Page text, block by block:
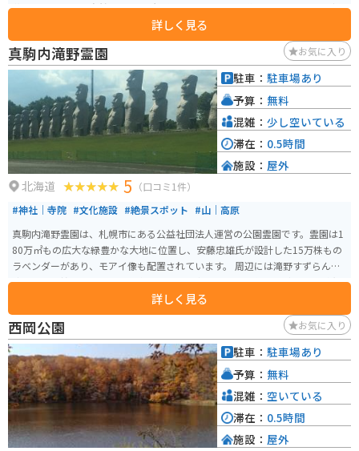
花園に囲まれた、自然豊かな場所に位置しています。 道の駅には、地元の新
鮮な農産物や海産物を販売する直売所があり、特にサロマ湖産のホタテやカ
キ、新鮮な野菜が人気です。レストランでは、地元食材をふんだんに使った
料理が楽しめます。サロマ湖を一望できる展望台もあり、休憩スポットとし
ても最適です。 バイクで訪れる場合は、オホーツク海沿岸を走る国道238号
線からアクセスできます。道の駅には広い駐車場が完備されているので安心
です。周辺には、サロマ湖畔をサイクリングできるレンタサイクル施設や、
キャンプ場などもあり、自然を満喫したいツーリングにもおすすめです。道
の駅 しんしのつで、北海道の大自然を満喫してください。
詳しく見る
真駒内滝野霊園 お気に入り
北海道 5 （口コミ1件）
#神社｜寺院 #文化施設 #絶景スポット #山｜高原
真駒内滝野霊園は、札幌市にある公益社団法人運営の公園霊園です。霊園は1
80万㎡もの広大な緑豊かな大地に位置し、安藤忠雄氏が設計した15万株もの
ラベンダーがあり、モアイ像も配置されています。 周辺には滝野すずらん丘
陵公園も近接しており、霊園内には、お食事処や売店、喫茶などの設備が充
実しています。霊園は暗いというイメージを変え、観光客にも大人気の観光
スポットとなっています。 霊園なのでお墓参りで来る方はたくさんいます
が、観光目的で来る人もいます。訪れる人はモアイ像の写真を取ったりして
います。他にも頭大仏という、頭だけの大仏も見どころです。
詳しく見る
駐車： 駐車場あり
予算： 無料
混雑： 少し空いている
滞在： 0.5時間
施設： 屋外
西岡公園 お気に入り
駐車： 駐車場あり
予算： 無料
混雑： 空いている
滞在： 0.5時間
施設： 屋外